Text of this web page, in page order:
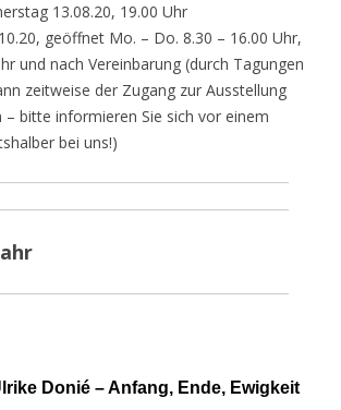
13.08.20, 19.00 Uhr
geöffnet Mo. – Do. 8.30 – 16.00 Uhr,
und nach Vereinbarung (durch Tagungen
zeitweise der Zugang zur Ausstellung
– bitte informieren Sie sich vor einem
bei uns!)
Donié – Anfang, Ende, Ewigkeit